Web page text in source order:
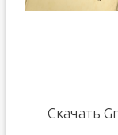
Скачать